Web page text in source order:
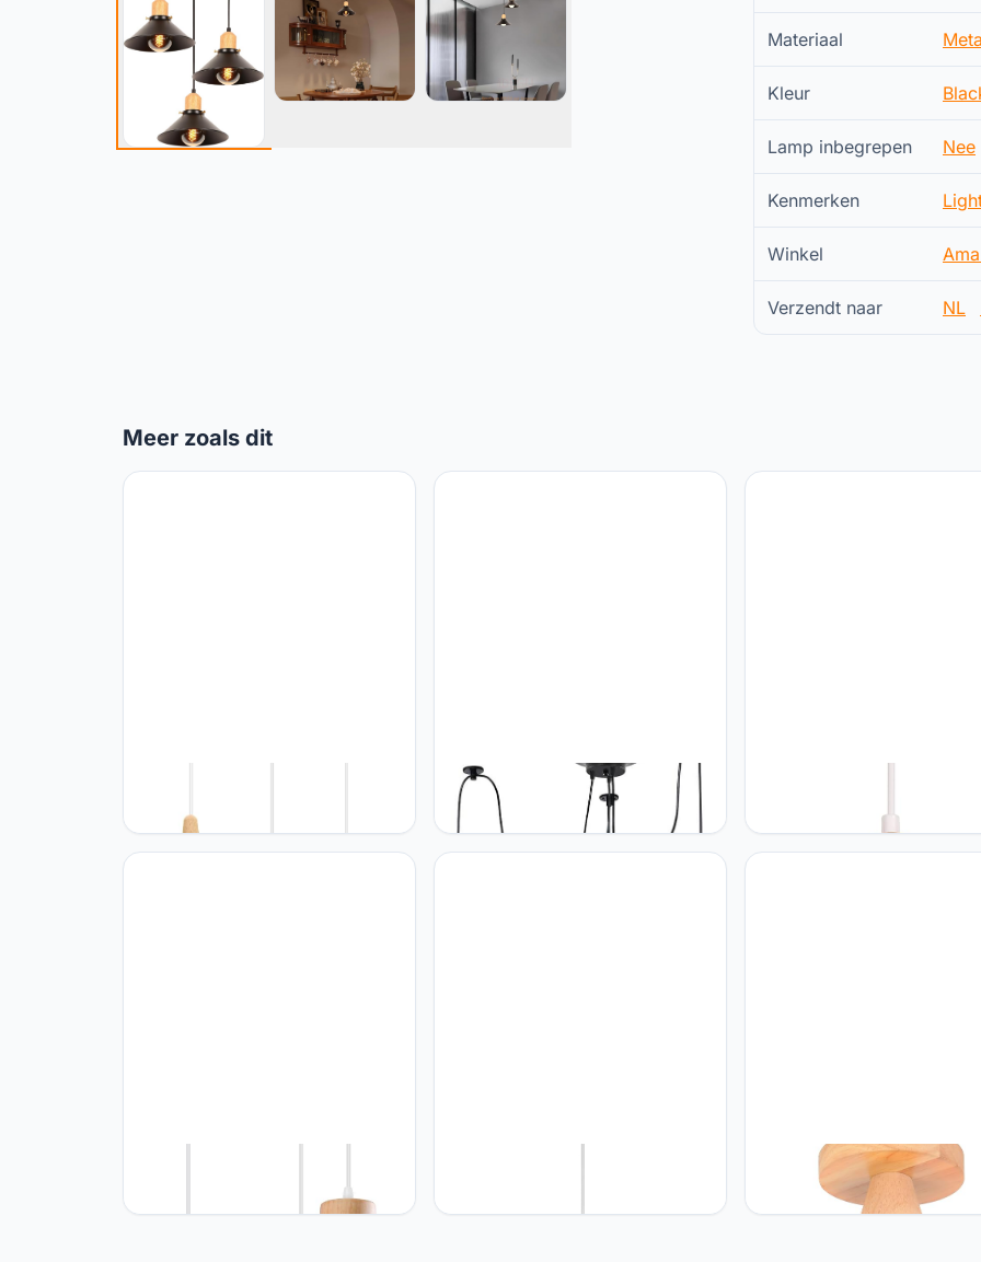
Materiaal
Kleur
Lamp inbegrepen Nee
Kenmerken
Winkel
Verzendt naar NL
Meer zoals dit
druppelstijl, hoed, plafondlamp, E27,
metaal, hout, plafondlamp voor
iDEGU iDEGU Moderne en retro
kroonluchter, hanglamp, 3 armen,
hanglamp, doe-het-zelf, creatief,
spin, verstelbaar, 150 cm, vintage
hout, Boheemse stijl,
vintage hanglamp voor
industriële kroonluchter, van hout,
metaal, retro, plafondlamp, kooi-
plafondlamp, kroonluchter, veer, wit,
iDEGU iDEGU Industriële
plafondlamp, 22 cm, vintage,
retro kroonluchter, hanglamp